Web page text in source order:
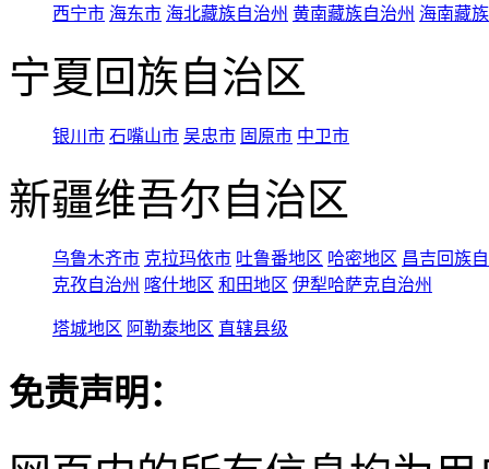
西宁市 海东市 海北藏族自治州 黄南藏族自治州 海南藏
宁夏回族自治区
银川市 石嘴山市 吴忠市 固原市 中卫市
新疆维吾尔自治区
乌鲁木齐市 克拉玛依市 吐鲁番地区 哈密地区 昌吉回族
克孜自治州 喀什地区 和田地区 伊犁哈萨克自治州
塔城地区 阿勒泰地区 直辖县级
免责声明：